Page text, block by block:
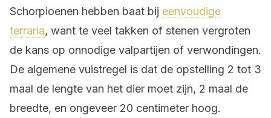
Schorpioenen hebben baat bij eenvoudige
terraria, want te veel takken of stenen vergroten
de kans op onnodige valpartijen of verwondingen.
De algemene vuistregel is dat de opstelling 2 tot 3
maal de lengte van het dier moet zijn, 2 maal de
breedte, en ongeveer 20 centimeter hoog.